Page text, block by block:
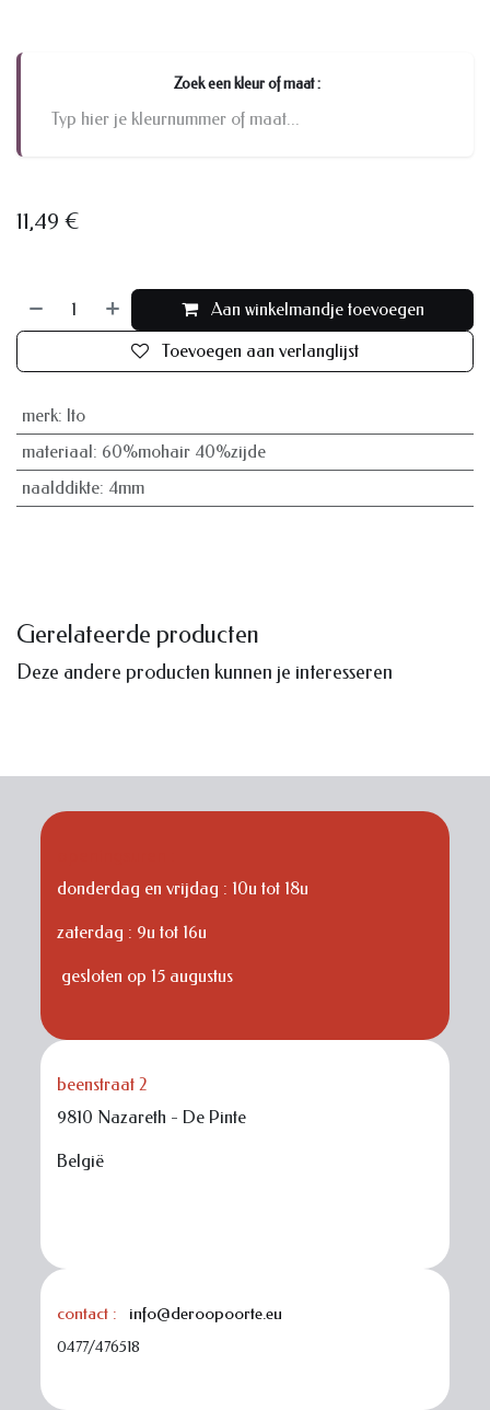
Zoek een kleur of maat :
11,49 €
Aan winkelmandje toevoegen
Toevoegen aan verlanglijst
merk: Ito
materiaal : 60%mohair 40%zijde
naalddikte: 4mm
Gerelateerde producten
Deze andere producten kunnen je interesseren
donderdag en vrijdag : 10u tot 18u
zaterdag : 9u tot 16u
gesloten op 15 augustus
beenstraat 2
9810 Nazareth - De Pinte
België
contact : info@deroopoorte.eu
0477/476518